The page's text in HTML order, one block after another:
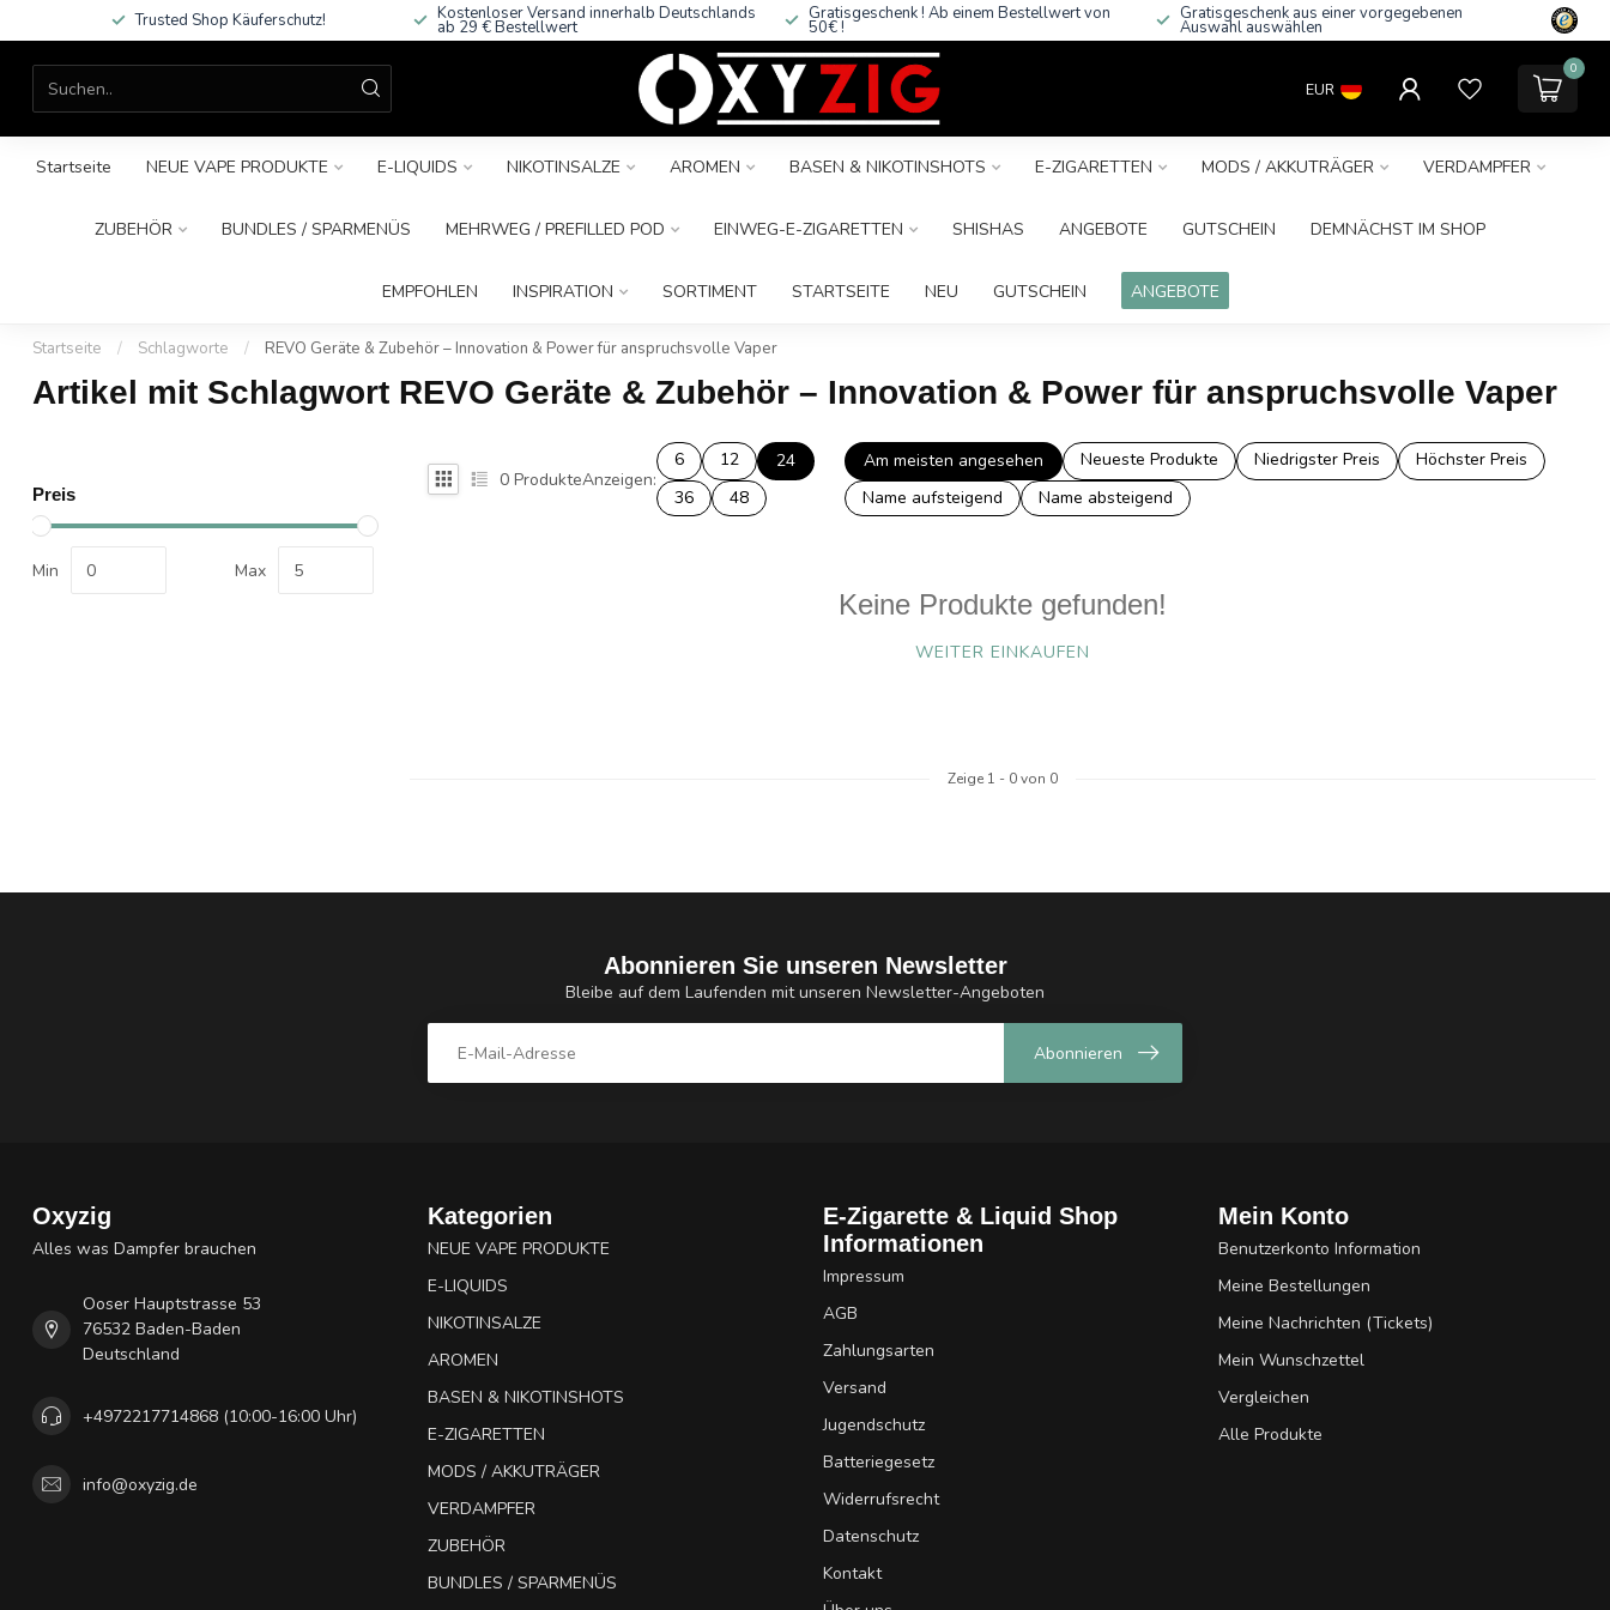
Trusted Shop Käuferschutz! Kostenloser Versand innerhalb Deutschlands
ab 29 € Bestellwert
Gratisgeschenk ! Ab einem Bestellwert von
50€ !
Gratisgeschenk aus einer vorgegebenen
Auswahl auswählen
EUR
0
Startseite NEUE VAPE PRODUKTE E-LIQUIDS NIKOTINSALZE AROMEN BASEN & NIKOTINSHOTS E-ZIGARETTEN MODS / AKKUTRÄGER VERDAMPFER
ZUBEHÖR BUNDLES / SPARMENÜS MEHRWEG / PREFILLED POD EINWEG-E-ZIGARETTEN SHISHAS ANGEBOTE GUTSCHEIN DEMNÄCHST IM SHOP
EMPFOHLEN INSPIRATION SORTIMENT STARTSEITE NEU GUTSCHEIN ANGEBOTE
Startseite / Schlagworte / REVO Geräte & Zubehör – Innovation & Power für anspruchsvolle Vaper
Artikel mit Schlagwort REVO Geräte & Zubehör – Innovation & Power für anspruchsvolle Vaper
Preis
Min Max
0 ProdukteAnzeigen:
6 12
24
36
48
Am meisten angesehen Neueste Produkte Niedrigster Preis
Höchster Preis
Name aufsteigend
Name absteigend
Keine Produkte gefunden!
WEITER EINKAUFEN
Zeige 1 - 0von 0
Abonnieren Sie unseren Newsletter
Bleibe auf dem Laufenden mit unseren Newsletter-Angeboten
Abonnieren
Oxyzig
Alles was Dampfer brauchen
Ooser Hauptstrasse 53
76532 Baden-Baden
Deutschland
+4972217714868 (10:00-16:00 Uhr)
info@oxyzig.de
Kategorien
NEUE VAPE PRODUKTE
E-LIQUIDS
NIKOTINSALZE
AROMEN
BASEN & NIKOTINSHOTS
E-ZIGARETTEN
MODS / AKKUTRÄGER
VERDAMPFER
ZUBEHÖR
BUNDLES / SPARMENÜS
E-Zigarette & Liquid Shop
Informationen
Impressum
AGB
Zahlungsarten
Versand
Jugendschutz
Batteriegesetz
Widerrufsrecht
Datenschutz
Kontakt
Mein Konto
Benutzerkonto Information
Meine Bestellungen
Meine Nachrichten (Tickets)
Mein Wunschzettel
Vergleichen
Alle Produkte